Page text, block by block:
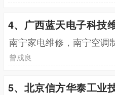
4、广西蓝天电子科技
南宁家电维修，南宁空调
曾成良
5、北京信方华泰工业